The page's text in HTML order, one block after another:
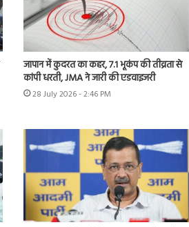
जापान में कुदरत का कहर, 7.1 भूकंप की तीव्रता से
कांपी धरती, JMA ने जारी की एडवाइजरी
28 July 2026 - 2:46 PM